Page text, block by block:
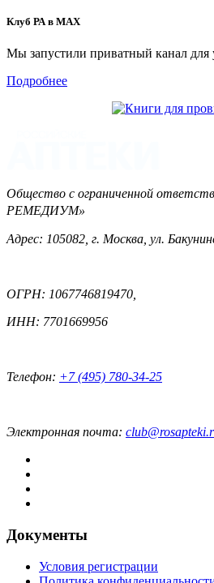
Клуб РА в MAX
Мы запустили приватный канал для
Подробнее
Общество с ограниченной
РЕМЕДИУМ»
Адрес: 105082, г. Москва, ул.
ОГРН: 1067746819470,
ИНН: 7701669956
Телефон: +7 (495) 780-34-25
Электронная почта:
Документы
Условия регистрации